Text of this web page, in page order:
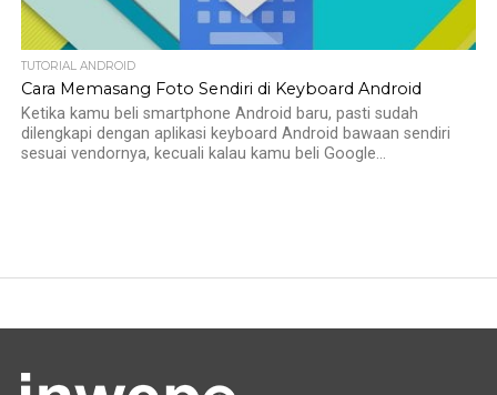
TUTORIAL ANDROID
Cara Memasang Foto Sendiri di Keyboard Android
Ketika kamu beli smartphone Android baru, pasti sudah
dilengkapi dengan aplikasi keyboard Android bawaan sendiri
sesuai vendornya, kecuali kalau kamu beli Google...